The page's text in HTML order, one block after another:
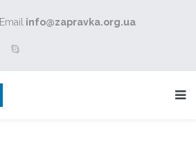
Email info@zapravka.org.ua